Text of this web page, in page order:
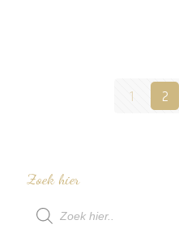
1 2
Zoek hier
Producten
zoeken